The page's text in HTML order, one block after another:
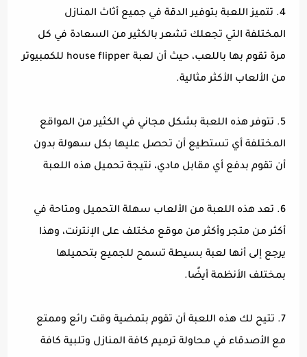
4. تتميز اللعبة بتوفير الدقة في جميع أثاث المنازل
المختلفة التي تجعلك تشعر بالكثير من السعادة في كل
مرة تقوم بها باللعب، حيث أن لعبة house flipper للكمبيوتر
من الألعاب الأكثر مثالية.
5. تتوفر هذه اللعبة بشكل مجاني في الكثير من المواقع
المختلفة أي تستطيع أن تحصل عليها بكل سهولة بدون
أن تقوم بدفع أي مقابل مادي، نتيجة تحميل هذه اللعبة
6. تعد هذه اللعبة من الألعاب سهلة التحميل ومتاحة في
أكثر من متجر وأكثر من موقع مختلف على الإنترنت، وهذا
يرجع إلى أنها لعبة بسيطة تسمح للجميع بتحميلها
بمختلف الأنظمة أيضًا.
7. تتيح لك هذه اللعبة أن تقوم بتمضية وقت رائع وممتع
مع الأصدقاء في محاولة ترميم كافة المنازل وتلبية كافة